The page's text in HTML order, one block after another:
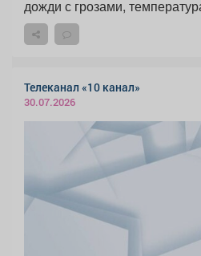
Телеканал «10 канал»
30.07.2026